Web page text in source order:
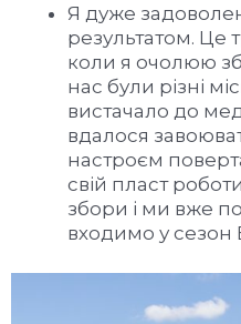
Я дуже
результатом. Це
коли я очолюю
нас були різні
вистачало до
вдалося
настроєм
свій пласт
збори і ми вже
входимо у сезон